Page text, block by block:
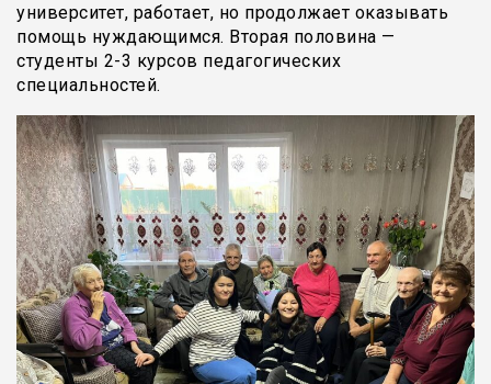
университет, работает, но продолжает оказывать
помощь нуждающимся. Вторая половина —
студенты 2-3 курсов педагогических
специальностей.